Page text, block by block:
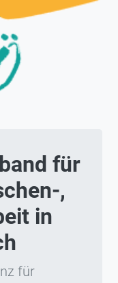
für
,
in
für